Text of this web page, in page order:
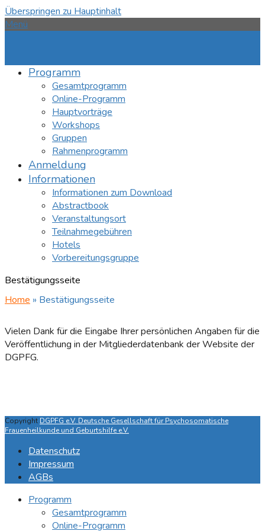
Überspringen zu Hauptinhalt
Menü
Programm
Gesamtprogramm
Online-Programm
Hauptvorträge
Workshops
Gruppen
Rahmenprogramm
Anmeldung
Informationen
Informationen zum Download
Abstractbook
Veranstaltungsort
Teilnahmegebühren
Hotels
Vorbereitungsgruppe
Bestätigungsseite
Home » Bestätigungsseite
Vielen Dank für die Eingabe Ihrer persönlichen Angaben für die
Veröffentlichung in der Mitgliederdatenbank der Website der
DGPFG.
Copyright DGPFG e.V. Deutsche Gesellschaft für Psychosomatische
Frauenheilkunde und Geburtshilfe e.V.
Datenschutz
Impressum
AGBs
Programm
Gesamtprogramm
Online-Programm